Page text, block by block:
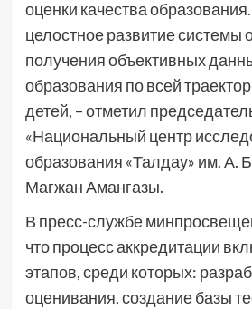
оценки качества
целостное развитие системы
получения объективных
образования по всей
детей, – отметил
«Национальный центр
образования «Талдау» им. А.
Магжан Амангазы.
В пресс-службе
что процесс аккредитации
этапов, среди которых:
оценивания, создание базы